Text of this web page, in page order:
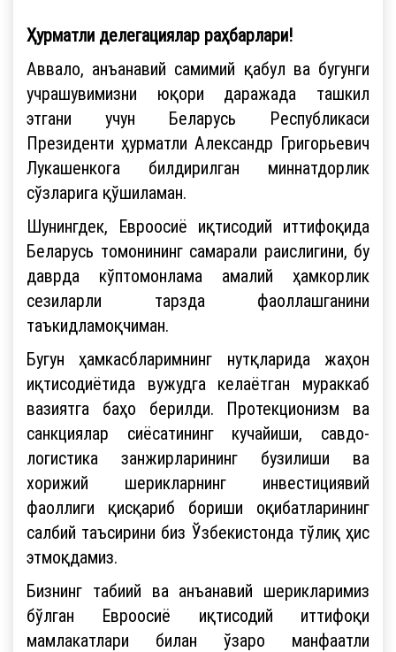
Ҳурматли делегациялар раҳбарлари!
Аввало, анъанавий самимий қабул ва бугунги
учрашувимизни юқори даражада ташкил
этгани учун Беларусь Республикаси
Президенти ҳурматли Александр Григорьевич
Лукашенкога билдирилган миннатдорлик
сўзларига қўшиламан.
Шунингдек, Евроосиё иқтисодий иттифоқида
Беларусь томонининг самарали раислигини, бу
даврда кўптомонлама амалий ҳамкорлик
сезиларли тарзда фаоллашганини
таъкидламоқчиман.
Бугун ҳамкасбларимнинг нутқларида жаҳон
иқтисодиётида вужудга келаётган мураккаб
вазиятга баҳо берилди. Протекционизм ва
санкциялар сиёсатининг кучайиши, савдо-
логистика занжирларининг бузилиши ва
хорижий шерикларнинг инвестициявий
фаоллиги қисқариб бориши оқибатларининг
салбий таъсирини биз Ўзбекистонда тўлиқ ҳис
этмоқдамиз.
Бизнинг табиий ва анъанавий шерикларимиз
бўлган Евроосиё иқтисодий иттифоқи
мамлакатлари билан ўзаро манфаатли